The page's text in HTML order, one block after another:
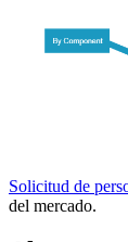
Solicitud de
del mercado.